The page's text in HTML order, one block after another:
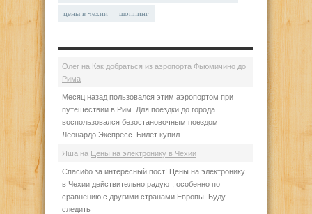
цены в чехии шоппинг
Олег на Как добраться из аэропорта Фьюмичино до
Рима
Месяц назад пользовался этим аэропортом при
путешествии в Рим. Для поездки до города
воспользовался безостановочным поездом
Леонардо Экспресс. Билет купил
Яша на Цены на электронику в Чехии
Спасибо за интересный пост! Цены на электронику
в Чехии действительно радуют, особенно по
сравнению с другими странами Европы. Буду
следить